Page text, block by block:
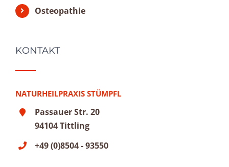
Osteopathie
KONTAKT
NATURHEILPRAXIS STÜMPFL
Passauer Str. 20
94104 Tittling
+49 (0)8504 - 93550